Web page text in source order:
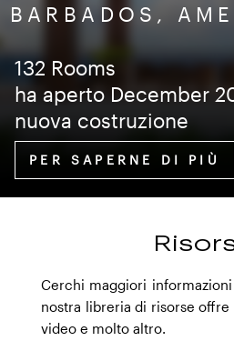
BARBADOS,
132 Rooms
ha aperto December
nuova costruzione
PER SAPERNE DI PIÙ
Cerchi maggiori
nostra libreria di risorse
video e molto altro.